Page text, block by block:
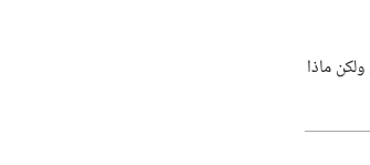
ماذا